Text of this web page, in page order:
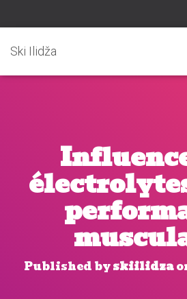
Ski Ilidža
Published byskiilidza